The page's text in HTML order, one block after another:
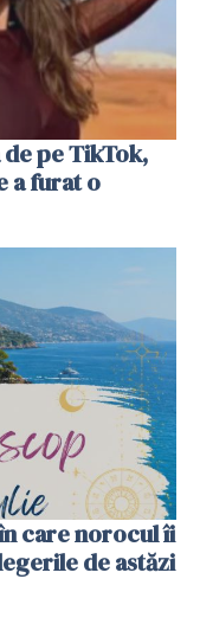
pe TikTok,
a furat o
care norocul îi
de astăzi